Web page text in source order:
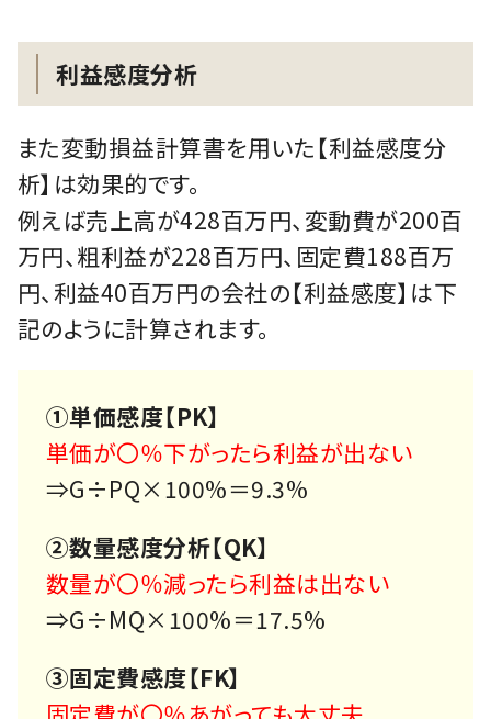
利益感度分析
また変動損益計算書を用いた【利益感度分
析】は効果的です。
例えば売上高が428百万円、変動費が200百
万円、粗利益が228百万円、固定費188百万
円、利益40百万円の会社の【利益感度】は下
記のように計算されます。
①単価感度【PK】
単価が〇％下がったら利益が出ない
⇒G÷PQ×100%＝9.3%
②数量感度分析【QK】
数量が〇％減ったら利益は出ない
⇒G÷MQ×100%＝17.5%
③固定費感度【FK】